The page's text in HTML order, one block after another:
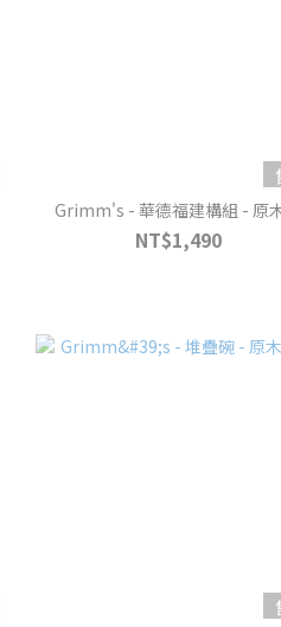
Grimm's - 華德福建構組 - 原
NT$1,490